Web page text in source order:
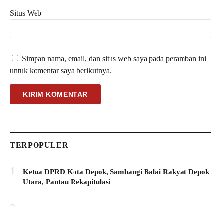
Situs Web
Simpan nama, email, dan situs web saya pada peramban ini
untuk komentar saya berikutnya.
TERPOPULER
1
Ketua DPRD Kota Depok, Sambangi Balai Rakyat Depok
Utara, Pantau Rekapitulasi